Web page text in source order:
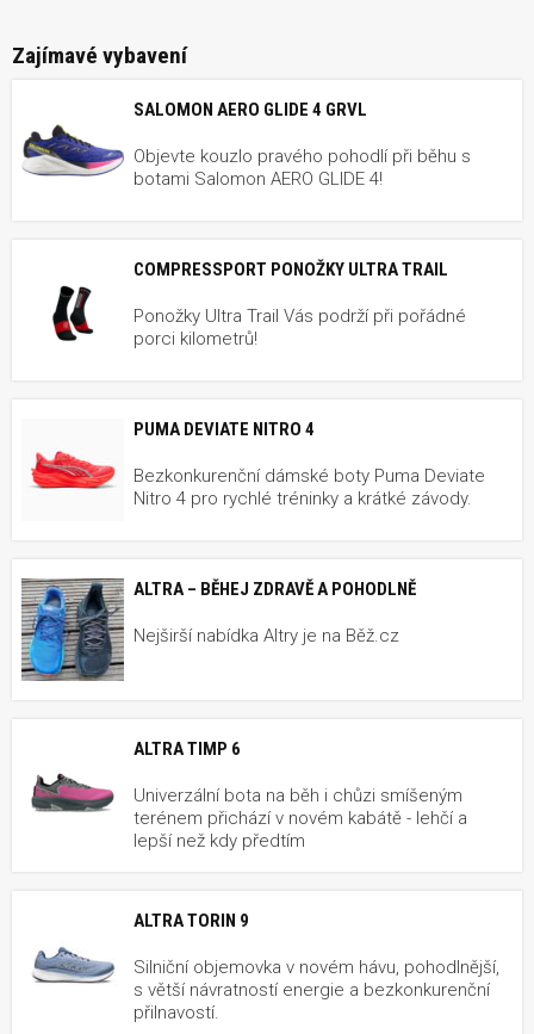
Zajímavé vybavení
SALOMON AERO GLIDE 4 GRVL
Objevte kouzlo pravého pohodlí při běhu s
botami Salomon AERO GLIDE 4!
COMPRESSPORT PONOŽKY ULTRA TRAIL
Ponožky Ultra Trail Vás podrží při pořádné
porci kilometrů!
PUMA DEVIATE NITRO 4
Bezkonkurenční dámské boty Puma Deviate
Nitro 4 pro rychlé tréninky a krátké závody.
ALTRA – BĚHEJ ZDRAVĚ A POHODLNĚ
Nejširší nabídka Altry je na Běž.cz
ALTRA TIMP 6
Univerzální bota na běh i chůzi smíšeným
terénem přichází v novém kabátě - lehčí a
lepší než kdy předtím
ALTRA TORIN 9
Silniční objemovka v novém hávu, pohodlnější,
s větší návratností energie a bezkonkurenční
přilnavostí.